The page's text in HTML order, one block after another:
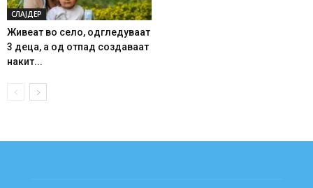
СЛАЈДЕР
Живеат во село, одгледуваат
3 деца, а од отпад создаваат
накит...